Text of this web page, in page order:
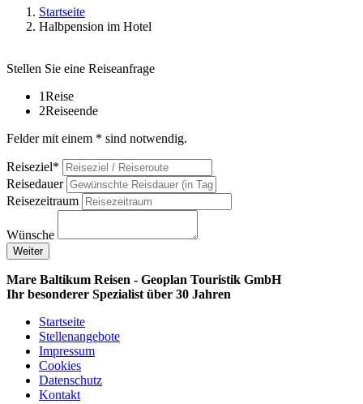
Startseite
Halbpension im Hotel
Stellen Sie eine Reiseanfrage
1Reise
2Reiseende
Felder mit einem * sind notwendig.
Reiseziel*
Reisedauer
Reisezeitraum
Wünsche
Weiter
Mare Baltikum Reisen - Geoplan Touristik GmbH
Ihr besonderer Spezialist über 30 Jahren
Startseite
Stellenangebote
Impressum
Cookies
Datenschutz
Kontakt